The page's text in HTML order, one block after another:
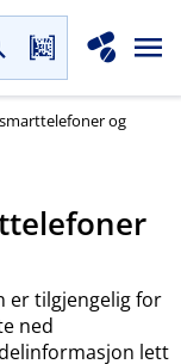
og
er tilgjengelig for
ned
lett